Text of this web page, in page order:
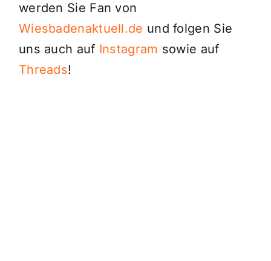
werden Sie Fan von
Wiesbadenaktuell.de und folgen Sie
uns auch auf Instagram sowie auf
Threads!